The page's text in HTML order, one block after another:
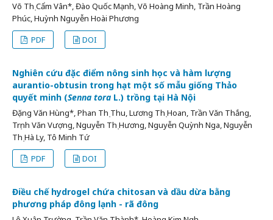
Võ Thị Cẩm Vân*, Đào Quốc Mạnh, Võ Hoàng Minh, Trần Hoàng
Phúc, Huỳnh Nguyễn Hoài Phương
PDF
DOI
Nghiên cứu đặc điểm nông sinh học và hàm lượng
aurantio-obtusin trong hạt một số mẫu giống Thảo
quyết minh (Senna tora L.) trồng tại Hà Nội
Đặng Văn Hùng*, Phan Thị Thu, Lương Thị Hoan, Trần Văn Thắng,
Trịnh Văn Vượng, Nguyễn Thị Hương, Nguyễn Quỳnh Nga, Nguyễn
Thị Hà Ly, Tô Minh Tứ
PDF
DOI
Điều chế hydrogel chứa chitosan và dầu dừa bằng
phương pháp đông lạnh - rã đông